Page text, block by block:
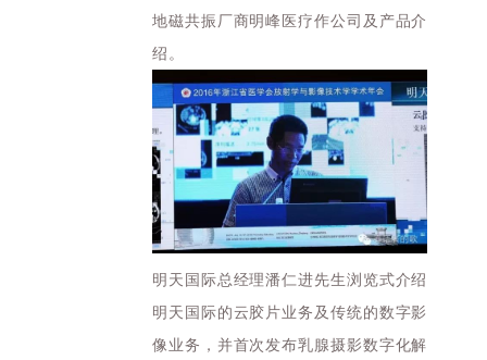
地磁共振厂商明峰医疗作公司及产品介
绍。
明天国际总经理潘仁进先生浏览式介绍
明天国际的云胶片业务及传统的数字影
像业务，并首次发布乳腺摄影数字化解